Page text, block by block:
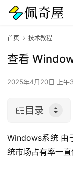
首页 技术教程
查看
2025年4月20日 上午
目录
Windows系统 由
统市场占有率一